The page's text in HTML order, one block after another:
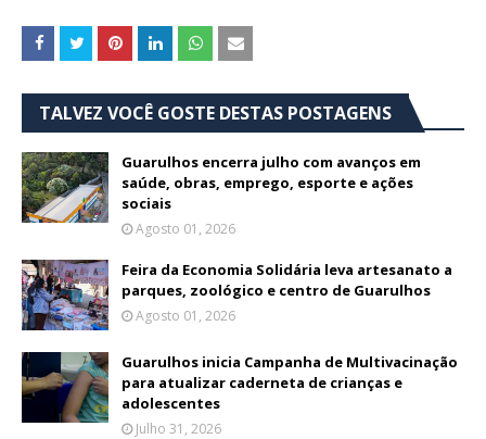
TALVEZ VOCÊ GOSTE DESTAS POSTAGENS
Guarulhos encerra julho com avanços em
saúde, obras, emprego, esporte e ações
sociais
Agosto 01, 2026
Feira da Economia Solidária leva artesanato a
parques, zoológico e centro de Guarulhos
Agosto 01, 2026
Guarulhos inicia Campanha de Multivacinação
para atualizar caderneta de crianças e
adolescentes
Julho 31, 2026